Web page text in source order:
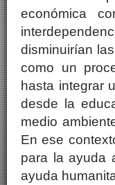
económica
disminuirían
como un
hasta integrar
desde la
medio
En ese
para la ayuda
ayuda